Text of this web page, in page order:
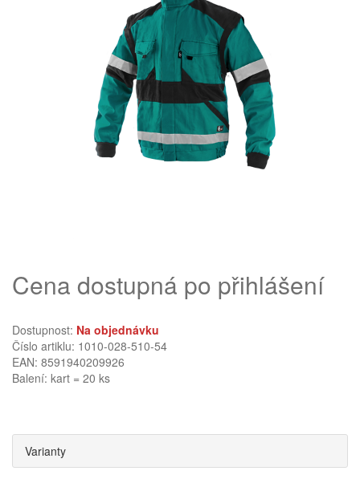
Cena dostupná po přihlášení
Dostupnost: Na objednávku
Číslo artiklu: 1010-028-510-54
EAN: 8591940209926
Balení: kart = 20 ks
Varianty